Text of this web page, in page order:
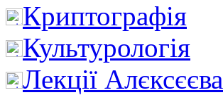
Криптографія
Культурологія
Лекції Алєксєєва